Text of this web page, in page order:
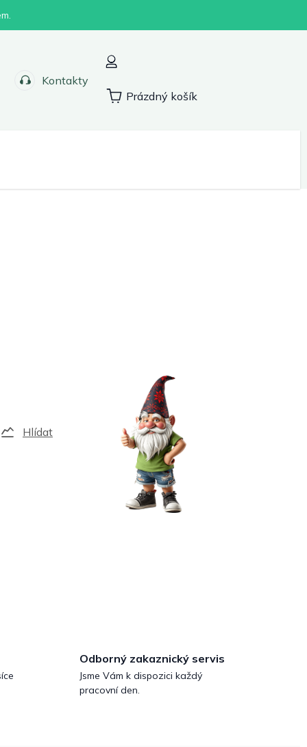
Kontakty
Nákupní
Prázdný košík
Hlídat
Odborný zakaznický servis
Jsme Vám k dispozici každý
pracovní den.